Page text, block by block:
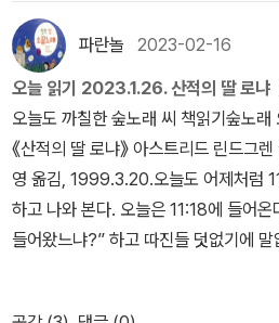
골에서 산다. 살림을 짓는 하루를 가꾼다.
나무 들숲노래 동시 따라쓰기》, 《새로
세대를 위한 우리말과 문해력》, 《들꽃
보았습니다》, 《우리말꽃》, 《쉬운 말이
《우리말 수수께끼 동시》, 《시골에서
음 읽기》를 썼다. blog.naver.com/
서 투표용지 동났다… 선관위 '투표
r.com/article/469/0000934279[6·3
article/001/
책”을 먼저 펼쳐서 반갑게 배울 수 있
책은 ‘아이 혼자’ 읽는 책이 아닙니다. ‘
이 아닙니다. ‘엄마도 아빠도 아이도’
귀열고 마음짓는 첫발을 나란히 내딛는
가랑비가 가볍게 듣는 낮입니다. 부산
이 제법 있습니다. 아주 많지는 않더라
책 저 책 들여다보는 길손을 꽤 볼 수 있
찰칵찰칵 스치는 사람을 보고, 나긋이
손을 봅니다. 오늘은 〈동화서점〉부터
이웃님한테 드리려고 이모저모 챙깁
를 바라는 ‘나어린 아빠’와 ‘나이든 아빠
파란놀 2023-02-16
오늘 읽기 2023.1.26. 산적의 딸 로냐
오늘도 까칠한 숲노래 씨 책읽기숲노
《산적의 딸 로냐》 아스트리드 린드그
영 옮김, 1999.3.20.오늘도 어제처럼
하고 나와 본다. 오늘은 11:18에 들어
들어왔느냐?” 하고 따진들 덧없기에
스에 빈자리가 없다. 이렇게 많이 타면